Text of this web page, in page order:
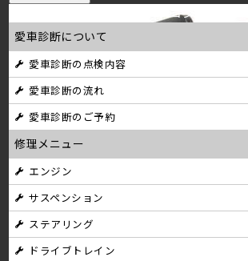
投
稿
ナ
ビ
ゲ
ー
シ
ョ
70年代エアコンコンプレッサー
愛車診断について
愛車診断の点検内容
愛車診断の流れ
愛車診断のご予約
修理メニュー
エンジン
サスペンション
ステアリング
ドライブトレイン